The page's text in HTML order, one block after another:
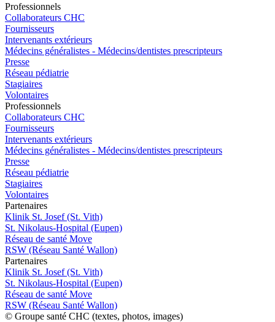
Professionnels
Collaborateurs CHC
Fournisseurs
Intervenants extérieurs
Médecins généralistes - Médecins/dentistes prescripteurs
Presse
Réseau pédiatrie
Stagiaires
Volontaires
Professionnels
Collaborateurs CHC
Fournisseurs
Intervenants extérieurs
Médecins généralistes - Médecins/dentistes prescripteurs
Presse
Réseau pédiatrie
Stagiaires
Volontaires
Partenaires
Klinik St. Josef (St. Vith)
St. Nikolaus-Hospital (Eupen)
Réseau de santé Move
RSW (Réseau Santé Wallon)
Partenaires
Klinik St. Josef (St. Vith)
St. Nikolaus-Hospital (Eupen)
Réseau de santé Move
RSW (Réseau Santé Wallon)
© Groupe santé CHC (textes, photos, images)